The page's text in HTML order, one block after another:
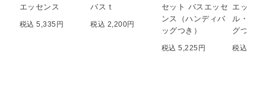
エッセンス
税込 5,335円
バスｔ
税込 2,200円
セット バスエッセ
ンス（ハンディバ
ッグつき）
税込 5,225円
エッセ
ル・ハ
グつき
税込